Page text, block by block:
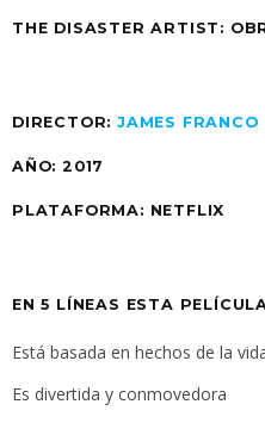
THE DISASTER ARTIST:
DIRECTOR:JAMES FRANCO
AÑO: 2017
PLATAFORMA: NETFLIX
EN 5 LÍNEAS ESTA
Está basada en hechos de la
Es divertida y conmovedora